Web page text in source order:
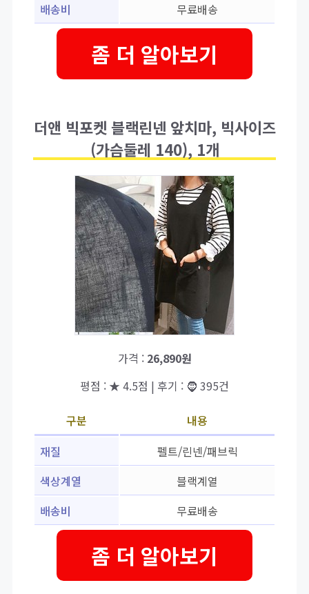
배송비
무료배송
좀 더 알아보기
더앤 빅포켓 블랙린넨 앞치마, 빅사이즈
(가슴둘레 140), 1개
가격 : 26,890원
평점 : ★ 4.5점 | 후기 : 🧔 395건
구분
내용
재질
펠트/린넨/패브릭
색상계열
블랙계열
배송비
무료배송
좀 더 알아보기